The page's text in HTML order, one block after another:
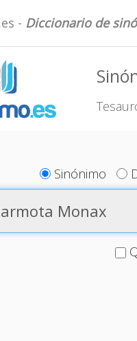
- Diccionario de
Sinónimo